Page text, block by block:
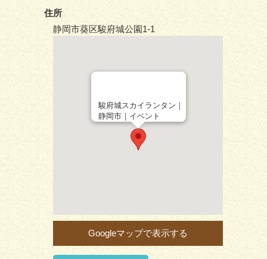
住所
静岡市葵区駿府城公園1-1
駿府城スカイランタン｜
静岡市｜イベント
Googleマップで表示する